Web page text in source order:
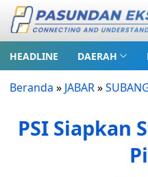
HEADLINE DAERAH
Beranda » JABAR»
PSI Siapkan